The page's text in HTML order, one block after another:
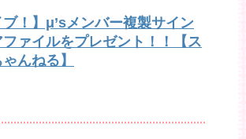
ブ！】μ’sメンバー複製サイン
ァイルをプレゼント！！【ス
んねる】